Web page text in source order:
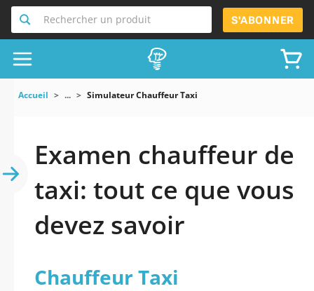
Rechercher un produit S'ABONNER
Accueil ... Simulateur Chauffeur Taxi
Examen chauffeur de
taxi: tout ce que vous
devez savoir
Chauffeur Taxi